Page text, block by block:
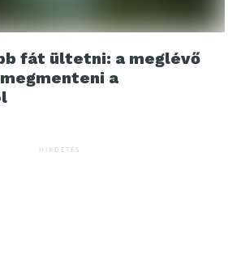
fát ültetni: a meglévő
a
HIRDETÉS